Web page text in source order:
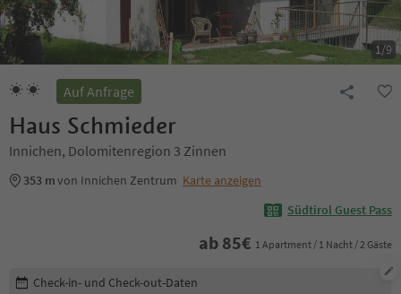
1/9
Auf Anfrage
Haus Schmieder
Innichen, Dolomitenregion 3 Zinnen
353 mvon Innichen Zentrum Karte anzeigen
Südtirol Guest Pass
ab 85€ 1 Apartment / 1 Nacht / 2 Gäste
Buchungsdetails bearbeiten
Check-in- und Check-out-Daten